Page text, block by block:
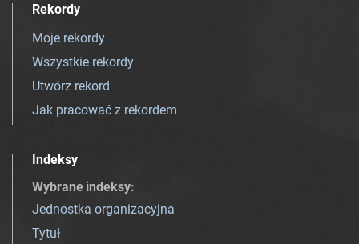
Rekordy
Moje rekordy
Wszystkie rekordy
Utwórz rekord
Jak pracować z rekordem
Indeksy
Wybrane indeksy:
Jednostka organizacyjna
Tytuł